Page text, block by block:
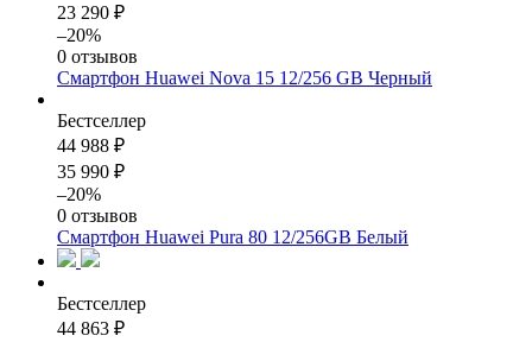
23 290 ₽
–20%
0 отзывов
Смартфон Huawei Nova 15 12/256 GB Черный
Бестселлер
44 988 ₽
35 990 ₽
–20%
0 отзывов
Смартфон Huawei Pura 80 12/256GB Белый
Бестселлер
44 863 ₽